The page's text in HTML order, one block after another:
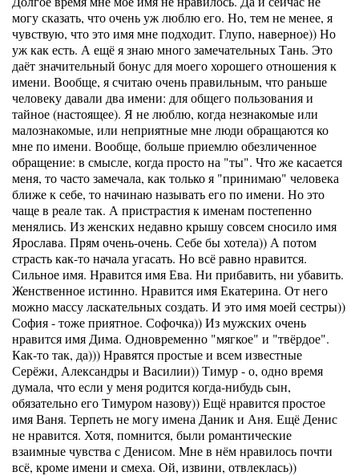
могу сказать, что очень уж люблю его. Но, тем не менее, я
чувствую, что это имя мне подходит. Глупо, наверное)) Но
уж как есть. А ещё я знаю много замечательных Тань. Это
даёт значительный бонус для моего хорошего отношения к
имени. Вообще, я считаю очень правильным, что раньше
человеку давали два имени: для общего пользования и
тайное (настоящее). Я не люблю, когда незнакомые или
малознакомые, или неприятные мне люди обращаются ко
мне по имени. Вообще, больше приемлю обезличенное
обращение: в смысле, когда просто на "ты". Что же касается
меня, то часто замечала, как только я "принимаю" человека
ближе к себе, то начинаю называть его по имени. Но это
чаще в реале так. А пристрастия к именам постепенно
менялись. Из женских недавно крышу совсем сносило имя
Ярослава. Прям очень-очень. Себе бы хотела)) А потом
страсть как-то начала угасать. Но всё равно нравится.
Сильное имя. Нравится имя Ева. Ни прибавить, ни убавить.
Женственное истинно. Нравится имя Екатерина. От него
можно массу ласкательных создать. И это имя моей сестры))
София - тоже приятное. Софочка)) Из мужских очень
нравится имя Дима. Одновременно "мягкое" и "твёрдое".
Как-то так, да))) Нравятся простые и всем известные
Серёжи, Александры и Василии)) Тимур - о, одно время
думала, что если у меня родится когда-нибудь сын,
обязательно его Тимуром назову)) Ещё нравится простое
имя Ваня. Терпеть не могу имена Даник и Аня. Ещё Денис
не нравится. Хотя, помнится, были романтические
взаимные чувства с Денисом. Мне в нём нравилось почти
всё, кроме имени и смеха. Ой, извини, отвлеклась))